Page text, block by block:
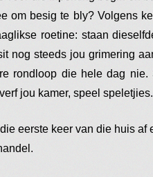
om besig te bly? Volgens
roetine: staan
nog steeds jou grimering
rondloop die hele dag
jou kamer, speel speletjies.
eerste keer van die huis